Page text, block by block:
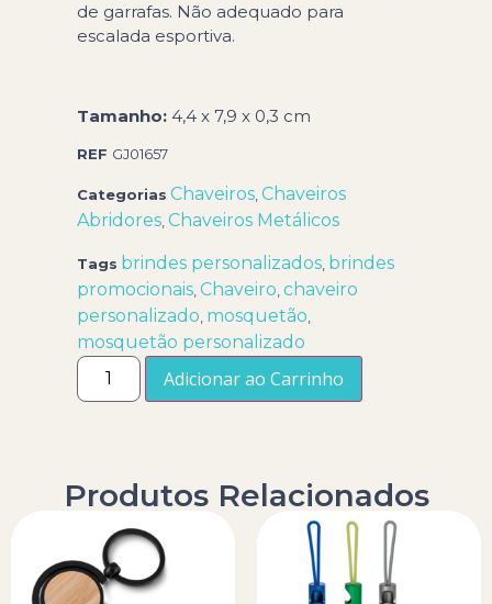
de garrafas. Não adequado para
escalada esportiva.
Tamanho: 4,4 x 7,9 x 0,3 cm
REF GJ01657
Categorias Chaveiros,Chaveiros
Abridores,Chaveiros Metálicos
Tags brindes personalizados, brindes
promocionais,Chaveiro,chaveiro
personalizado, mosquetão,
mosquetão personalizado
Adicionar ao Carrinho
Produtos Relacionados